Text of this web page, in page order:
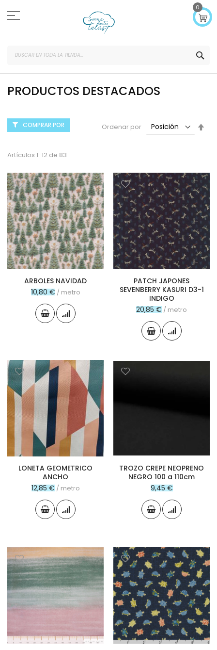
al
contenido
0
PRODUCTOS DESTACADOS
Artículos 1-12 de 83
Ordenar por
ARBOLES NAVIDAD
10,80 € / metro
PATCH JAPONES
SEVENBERRY KASURI D3-1
INDIGO
20,85 € / metro
LONETA GEOMETRICO
ANCHO
12,85 € / metro
TROZO CREPE NEOPRENO
NEGRO 100 a 110cm
9,45 €
COMPRAR POR